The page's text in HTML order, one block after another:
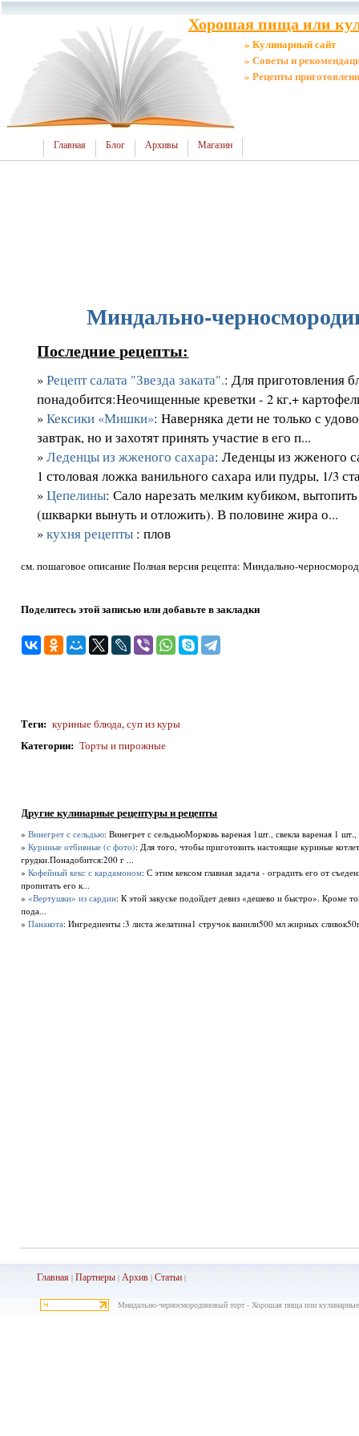
Хорошая пища или
» Кулинарный сайт
» Советы и
» Рецепты
Главная Блог Архивы Магазин
Миндально-
Последние рецепты:
»Рецепт салата "Звезда заката".: Для приготовления
понадобится:Неочищенные креветки - 2 кг,+
»Кексики «Мишки»: Наверняка дети не только с
завтрак, но и захотят принять участие в его п...
»Леденцы из жженого сахара: Леденцы из жженого
1 столовая ложка ванильного сахара или пудры, 1/3
»Цепелины: Сало нарезать мелким кубиком,
(шкварки вынуть и отложить). В половине жира о...
»кухня рецепты : плов
см. пошаговое описание Полная версия рецепта: Миндально-
Поделитесь этой записью или добавьте в закладки
Теги: куриные блюда,суп из куры
Категории: Торты и пирожные
Другие кулинарные рецептуры и рецепты
»Винегрет с сельдью: Винегрет с сельдьюМорковь вареная 1шт., свекла вареная 1
»Куриные отбивные (с фото): Для того, чтобы приготовить настоящие куриные
грудки.Понадобится:200 г ...
»Кофейный кекс с кардамоном: С этим кексом главная задача - оградить его от
пропитать его к...
»«Вертушки» из сардин: К этой закуске подойдет девиз «дешево и быстро». Кроме
пода...
»Панакота: Ингредиенты :3 листа желатина1 стручок ванили500 мл жирных
Главная |Партнеры |Архив |Статьи |
Миндально-черносмородиновый торт - Хорошая пища или